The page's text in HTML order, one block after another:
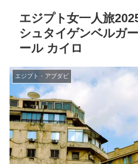
エジプト女一人旅
シュタイゲンベルガ
ール カイロ
エジプト・アブダビ